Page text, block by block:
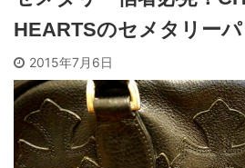
HEARTSのセメタリー
2015年7月6日